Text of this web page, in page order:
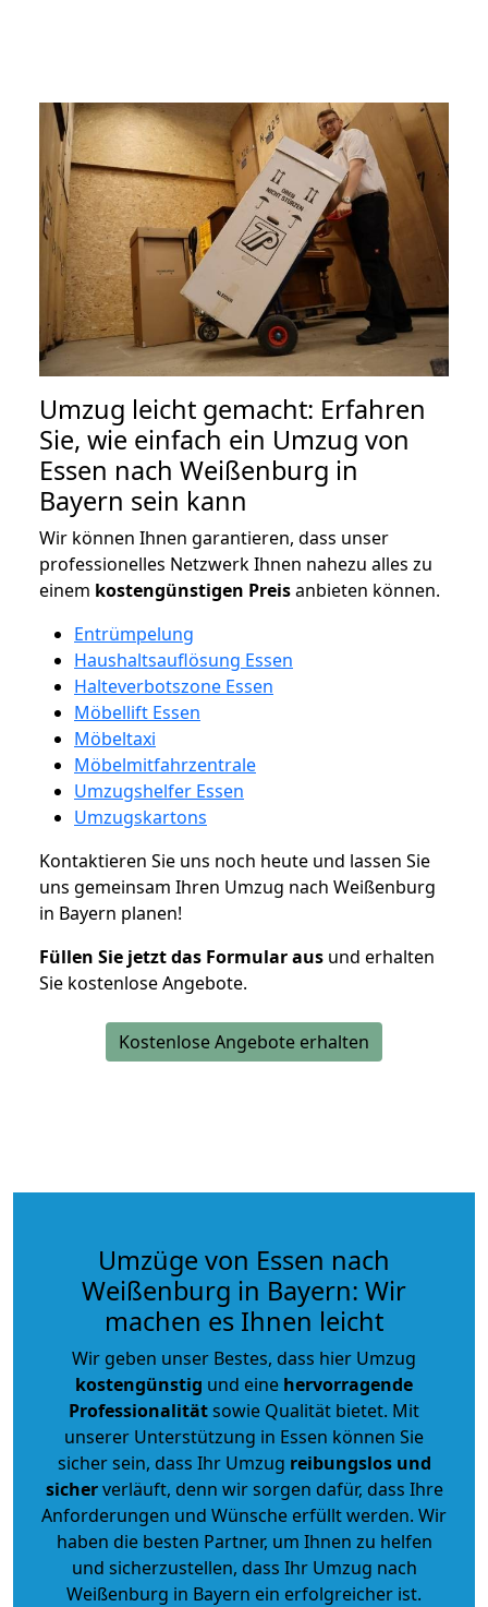
Umzug leicht gemacht: Erfahren
Sie, wie einfach ein Umzug von
Essen nach Weißenburg in
Bayern sein kann
Wir können Ihnen garantieren, dass unser
professionelles Netzwerk Ihnen nahezu alles zu
einem kostengünstigen Preisanbieten können.
Entrümpelung
Haushaltsauflösung Essen
Halteverbotszone Essen
Möbellift Essen
Möbeltaxi
Möbelmitfahrzentrale
Umzugshelfer Essen
Umzugskartons
Kontaktieren Sie uns noch heute und lassen Sie
uns gemeinsam Ihren Umzug nach Weißenburg
in Bayern planen!
Füllen Sie jetzt das Formular aus und erhalten
Sie kostenlose Angebote.
Kostenlose Angebote erhalten
Umzüge von Essen nach
Weißenburg in Bayern: Wir
machen es Ihnen leicht
Wir geben unser Bestes, dass hier Umzug
kostengünstig und eine hervorragende
Professionalitätsowie Qualität bietet. Mit
unserer Unterstützung in Essen können Sie
sicher sein, dass Ihr Umzug reibungslos und
sicherverläuft, denn wir sorgen dafür, dass Ihre
Anforderungen und Wünsche erfüllt werden. Wir
haben die besten Partner, um Ihnen zu helfen
und sicherzustellen, dass Ihr Umzug nach
Weißenburg in Bayern ein erfolgreicher ist.